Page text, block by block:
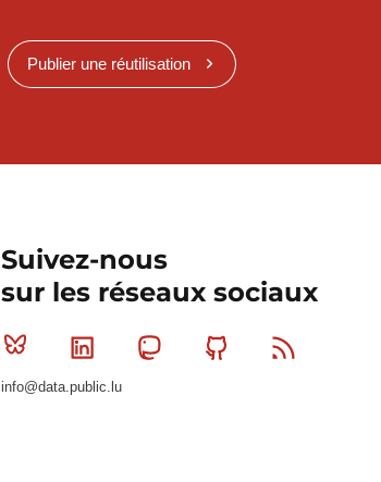
Publier une réutilisation
Suivez-nous
sur les réseaux sociaux
Bluesky Linkedin MastodonGithub
info@data.public.lu